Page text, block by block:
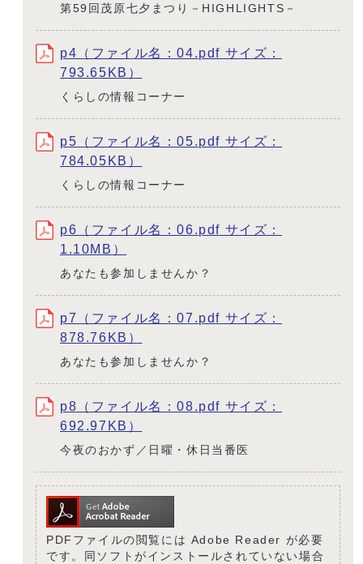
第59回茂原七夕まつり－HIGHLIGHTS－
p4（ファイル名：04.pdf サイズ：
793.65KB）
くらしの情報コーナー
p5（ファイル名：05.pdf サイズ：
784.05KB）
くらしの情報コーナー
p6（ファイル名：06.pdf サイズ：
1.10MB）
あなたも参加しませんか？
p7（ファイル名：07.pdf サイズ：
878.76KB）
あなたも参加しませんか？
p8（ファイル名：08.pdf サイズ：
692.97KB）
今夜のおかず／日曜・休日当番医
PDFファイルの閲覧には Adobe Reader が必要
です。同ソフトがインストールされていない場合